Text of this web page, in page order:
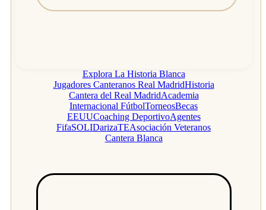
Explora La Historia Blanca
Jugadores Canteranos Real MadridHistoria
Cantera del Real MadridAcademia
Internacional FútbolTorneosBecas
EEUUCoaching DeportivoAgentes
FifaSOLIDarizaTEAsociación Veteranos
Cantera Blanca